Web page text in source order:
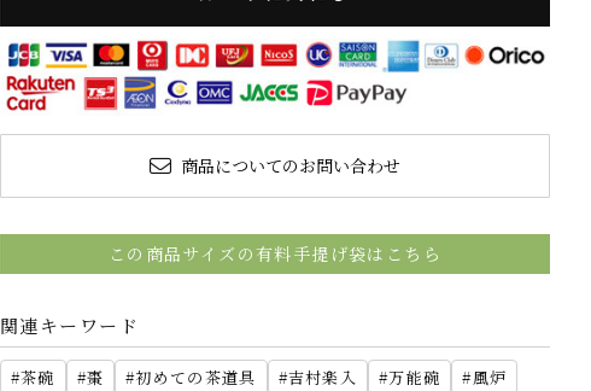
商品についてのお問い合わせ
この商品サイズの有料手提げ袋はこちら
関連キーワード
茶碗 棗 初めての茶道具 吉村楽入 万能碗
風炉